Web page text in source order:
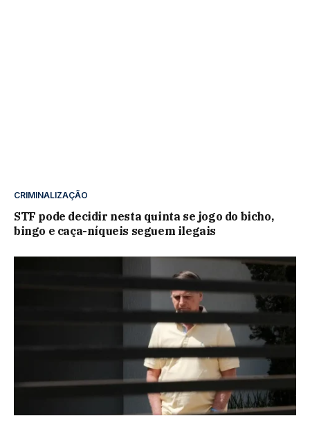
CRIMINALIZAÇÃO
STF pode decidir nesta quinta se jogo do bicho,
bingo e caça-níqueis seguem ilegais